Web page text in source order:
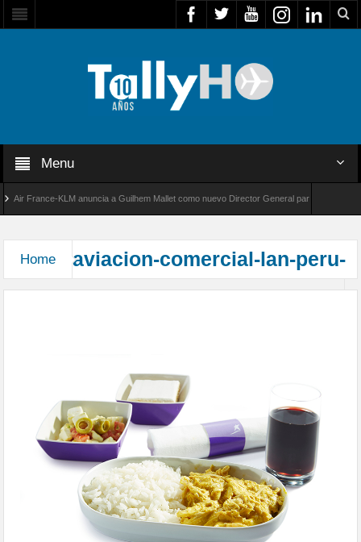
Menu
Air France-KLM anuncia a Guilhem Mallet como nuevo Director General para América
Home aviacion-comercial-lan-peru-